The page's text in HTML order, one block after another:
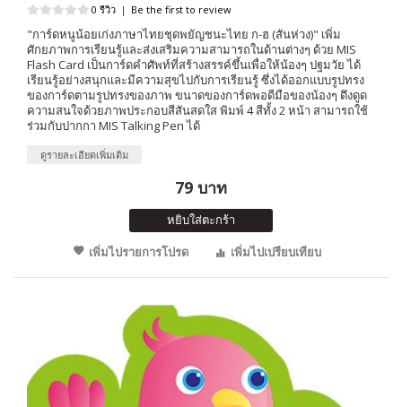
0 รีวิว | Be the first to review
"การ์ดหนูน้อยเก่งภาษาไทยชุดพยัญชนะไทย ก-ฮ (สันห่วง)" เพิ่ม
ศักยภาพการเรียนรู้และส่งเสริมความสามารถในด้านต่างๆ ด้วย MIS
Flash Card เป็นการ์ดคำศัพท์ที่สร้างสรรค์ขึ้นเพื่อให้น้องๆ ปฐมวัย ได้
เรียนรู้อย่างสนุกและมีความสุขไปกับการเรียนรู้ ซึ่งได้ออกแบบรูปทรง
ของการ์ดตามรูปทรงของภาพ ขนาดของการ์ดพอดีมือของน้องๆ ดึงดูด
ความสนใจด้วยภาพประกอบสีสันสดใส พิมพ์ 4 สีทั้ง 2 หน้า สามารถใช้
ร่วมกับปากกา MIS Talking Pen ได้
ดูรายละเอียดเพิ่มเติม
79 บาท
หยิบใส่ตะกร้า
เพิ่มไปรายการโปรด
เพิ่มไปเปรียบเทียบ